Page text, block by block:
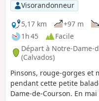
Visorandonneur
5,17 km
+97 m
1h 45
Facile
Départ à Notre-Dame-
(Calvados)
Pinsons, rouge-gorges et
pendant cette petite
Dame-de-Courson. En